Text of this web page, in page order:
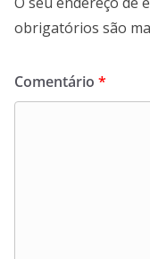
obrigatórios são
Comentário *